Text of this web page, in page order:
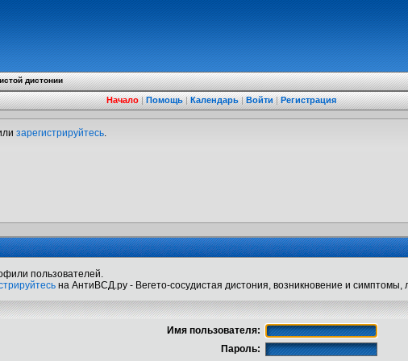
дистонии
Начало|Помощь|Календарь|Войти|Регистрация
зарегистрируйтесь.
пользователей.
на АнтиВСД.ру - Вегето-сосудистая дистония, возникновение и симптомы,
Имя пользователя:
Пароль: